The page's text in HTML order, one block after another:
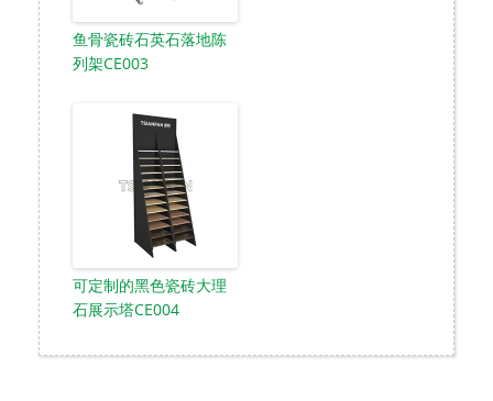
鱼骨瓷砖石英石落地陈
列架CE003
可定制的黑色瓷砖大理
石展示塔CE004